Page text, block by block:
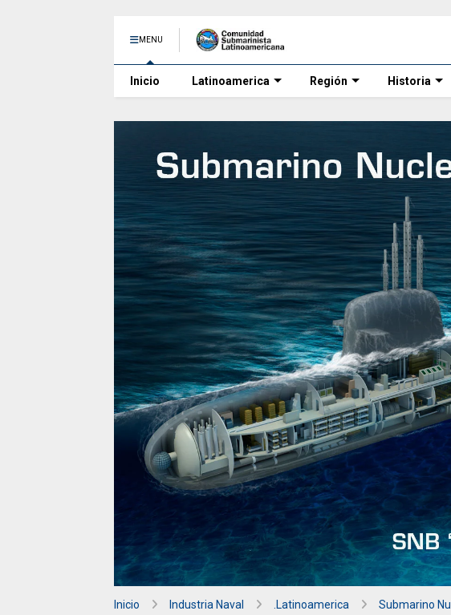
MENU
Inicio Latinoamerica Región Historia
Inicio Industria Naval .Latinoamerica Submarino